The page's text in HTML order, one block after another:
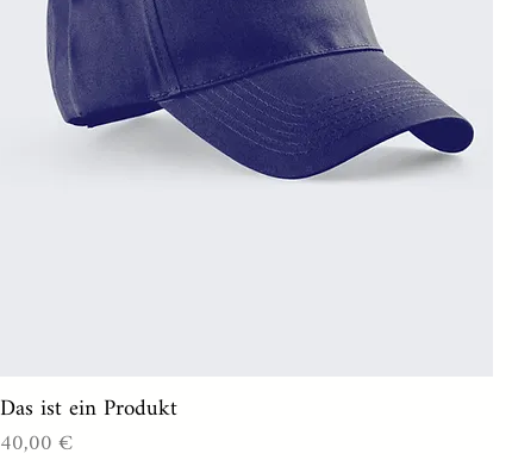
Das ist ein Produkt
Preis
40,00 €